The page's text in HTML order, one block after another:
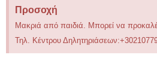
Προσοχή
Μακριά από παιδιά. Μπορεί να
Τηλ. Κέντρου